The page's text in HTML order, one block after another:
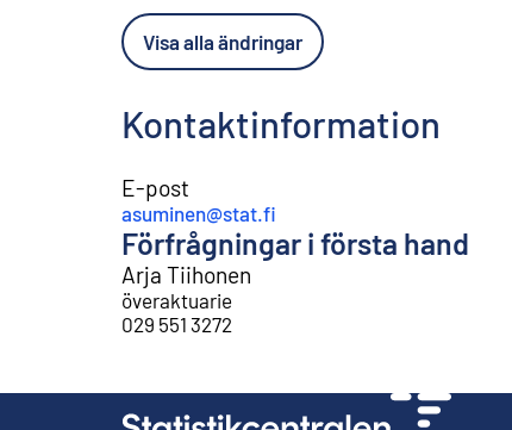
Visa alla ändringar
Kontaktinformation
E-post
asuminen@stat.fi
Förfrågningar i första hand
Arja Tiihonen
överaktuarie
029 551 3272